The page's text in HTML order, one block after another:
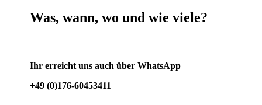
Was, wann, wo und wie viele?
Ihr erreicht uns auch über WhatsApp
+49 (0)176-60453411